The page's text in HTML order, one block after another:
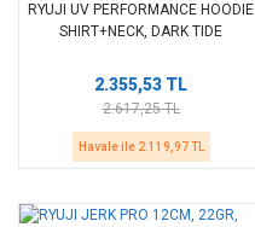
RYUJI UV PERFORMANCE HOODIE
SHIRT+NECK, DARK TIDE
2.355,53 TL
2.617,25 TL
Havale ile 2.119,97 TL